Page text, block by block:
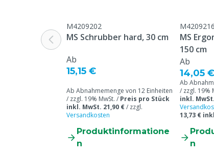
M4209202
MS Schrubber hard, 30 cm
Ab
15,15 €
Ab Abnahmemenge von 12 Einheiten
/ zzgl. 19% MwSt. / Preis pro Stück
inkl. MwSt. 21,90 €/ zzgl.
Versandkosten
Produktinformatione
n
M4209216
MS
150 cm
Ab
14,05 €
Ab
/ zzgl. 19%
inkl.
13,73 €
n